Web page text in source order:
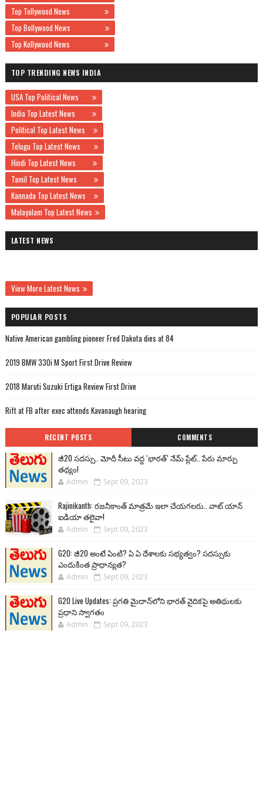
Top Tollywood News
Top Bollywood News
Top Kollywood News
TOP TRENDING NEWS INDIA
USA Top Political News
India Top Latest News
Political Top Latest News
Telugu Top Latest News
Hindi Top Latest News
Tamil Top Latest News
Kannada Top Latest News
Malayalam Top Latest News
LATEST NEWS
View More Latest News
POPULAR POSTS
Native American gambling pioneer Fred Dakota dies at 84
2019 BMW 330i M Sport First Drive Review
2018 Maruti Suzuki Ertiga Review First Drive
Rift at FB after exec attends Kavanaugh hearing
RECENT POSTS COMMENTS
జీ20 సదస్సు.. మోదీ సీటు వద్ద ‘భారత్’ నేమ్ ప్లేట్‌.. పేరు మార్పు
తథ్యం!
Admin Sept 09, 2023
Rajinikanth: రజనీకాంత్ మాత్రమే ఇలా చేయగలరు.. వాట్ యాన్
ఐడియా తలైవా!
Admin Sept 09, 2023
G20: జీ20 అంటే ఏంటి? ఏ ఏ దేశాలకు సభ్యత్వం? సదస్సుకు
ఎందుకింత ప్రాధాన్యత?
Admin Sept 09, 2023
G20 Live Updates: ప్రగతి మైదాన్‌లోని భారత్ వైదికపై అతిథులకు
ప్రధాని స్వాగతం
Admin Sept 09, 2023